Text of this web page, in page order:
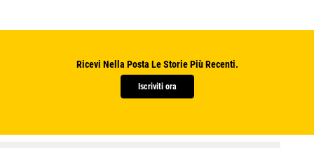
Ricevi Nella Posta Le Storie Più Recenti.
Iscriviti ora